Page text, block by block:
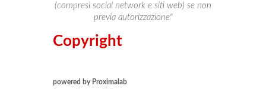
(compresi social network e siti web) se non
previa autorizzazione"
Copyright
powered by Proximalab